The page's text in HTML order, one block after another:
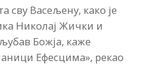
сву Васељену, како је
Николај Жички и
Божја, каже
Ефесцима», рекао